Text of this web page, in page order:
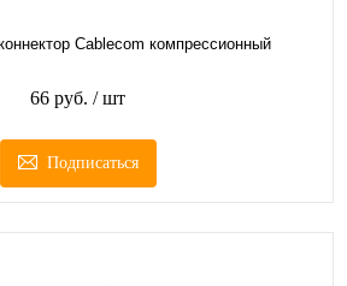
Сablecom компрессионный
66 руб. / шт
Подписаться